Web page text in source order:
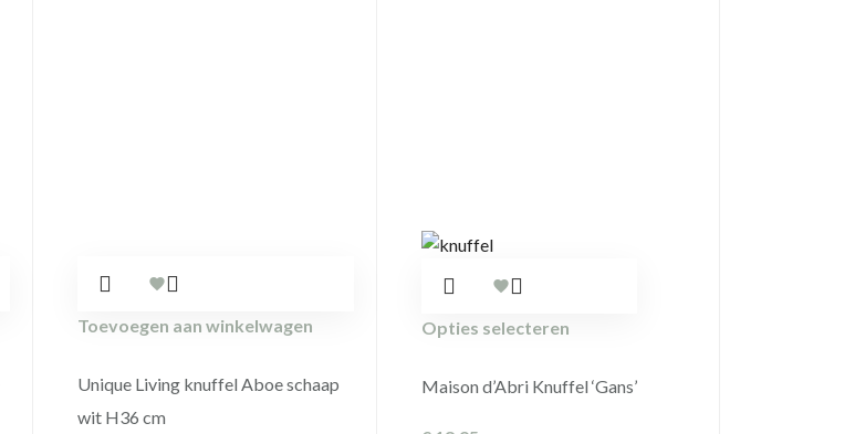
Toevoegen aan winkelwagen
Unique Living knuffel Aboe schaap
wit H36 cm
Opties selecteren
Maison d’Abri Knuffel ‘Gans’